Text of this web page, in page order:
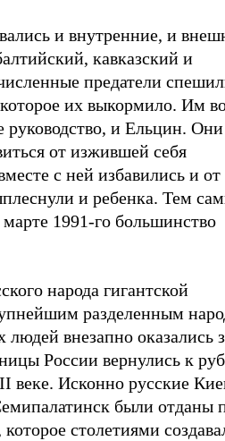
и внутренние, и
кавказский и
предатели
их выкормило. Им
руководство, и Ельцин. Они
от изжившей себя
с ней избавились и от
и ребенка. Тем
1991-го большинство
народа гигантской
разделенным
внезапно оказались
России вернулись к
веке. Исконно русские
были отданы
столетиями